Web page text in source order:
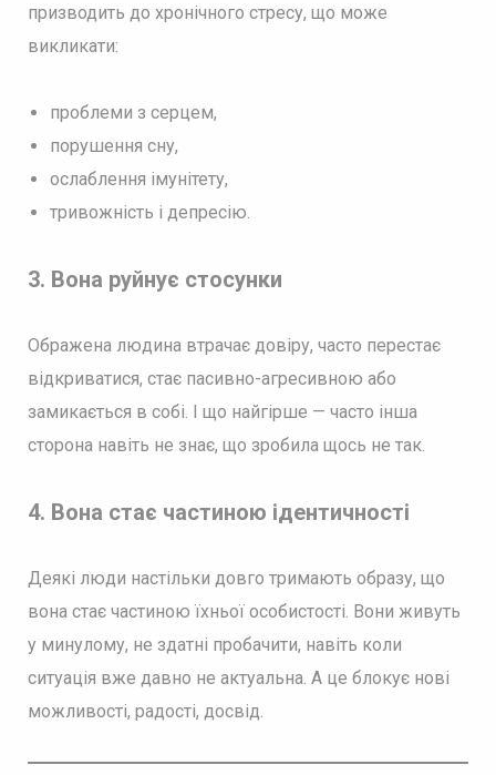
призводить до хронічного стресу, що може
викликати:
проблеми з серцем,
порушення сну,
ослаблення імунітету,
тривожність і депресію.
3. Вона руйнує стосунки
Ображена людина втрачає довіру, часто перестає
відкриватися, стає пасивно-агресивною або
замикається в собі. І що найгірше — часто інша
сторона навіть не знає, що зробила щось не так.
4. Вона стає частиною ідентичності
Деякі люди настільки довго тримають образу, що
вона стає частиною їхньої особистості. Вони живуть
у минулому, не здатні пробачити, навіть коли
ситуація вже давно не актуальна. А це блокує нові
можливості, радості, досвід.